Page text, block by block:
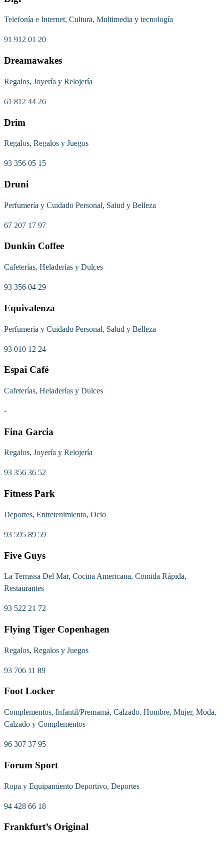
Telefonía e Internet, Cultura, Multimedia y tecnología
91 912 01 20
Dreamawakes
Regalos, Joyería y Relojería
61 812 44 26
Drim
Regalos, Regalos y Juegos
93 356 05 15
Druni
Perfumería y Cuidado Personal, Salud y Belleza
67 207 17 97
Dunkin Coffee
Cafeterías, Heladerías y Dulces
93 356 04 29
Equivalenza
Perfumería y Cuidado Personal, Salud y Belleza
93 010 12 24
Espai Café
Cafeterías, Heladerías y Dulces
-
Fina Garcia
Regalos, Joyería y Relojería
93 356 36 52
Fitness Park
Deportes, Entretenimiento, Ocio
93 595 89 59
Five Guys
La Terrassa Del Mar, Cocina Americana, Comida Rápida,
Restaurantes
93 522 21 72
Flying Tiger Copenhagen
Regalos, Regalos y Juegos
93 706 11 89
Foot Locker
Complementos, Infantil/Premamá, Calzado, Hombre, Mujer, Moda,
Calzado y Complementos
96 307 37 95
Forum Sport
Ropa y Equipamiento Deportivo, Deportes
94 428 66 18
Frankfurt’s Original